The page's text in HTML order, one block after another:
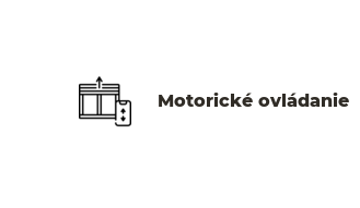
Motorické ovládanie